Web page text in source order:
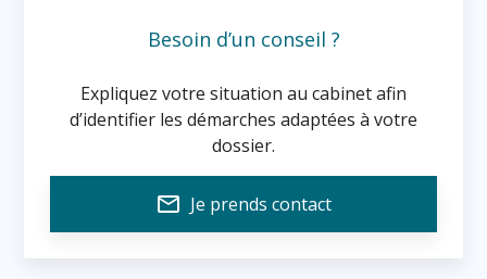
Besoin d’un conseil ?
Expliquez votre situation au cabinet afin
d’identifier les démarches adaptées à votre
dossier.
mail_outline Je prends contact